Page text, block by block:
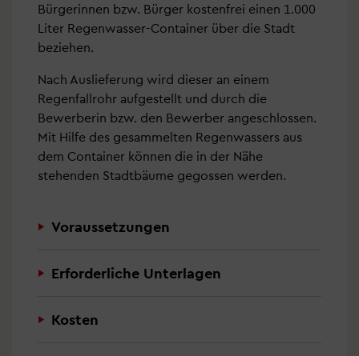
Bürgerinnen bzw. Bürger kostenfrei einen 1.000
Liter Regenwasser-Container über die Stadt
beziehen.
Nach Auslieferung wird dieser an einem
Regenfallrohr aufgestellt und durch die
Bewerberin bzw. den Bewerber angeschlossen.
Mit Hilfe des gesammelten Regenwassers aus
dem Container können die in der Nähe
stehenden Stadtbäume gegossen werden.
Voraussetzungen
Erforderliche Unterlagen
Kosten